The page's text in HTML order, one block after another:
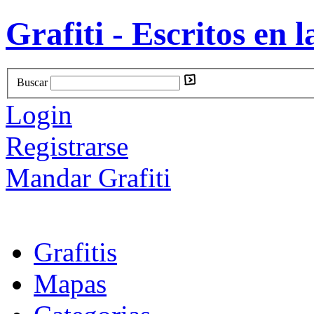
Grafiti - Escritos en
Buscar
Login
Registrarse
Mandar Grafiti
Grafitis
Mapas